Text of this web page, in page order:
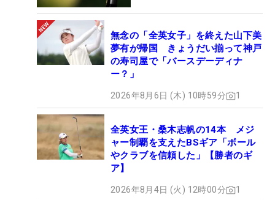
無念の「全英女子」を終えた山下美
夢有が帰国 きょうだい揃って神戸
の寿司屋で「バースデーディナ
ー？」
2026年8月6日 (木) 10時59分 1
全英女王・桑木志帆の14本 メジ
ャー制覇を支えたBSギア「ボール
やクラブを信頼した」【勝者のギ
ア】
2026年8月4日 (火) 12時00分 1